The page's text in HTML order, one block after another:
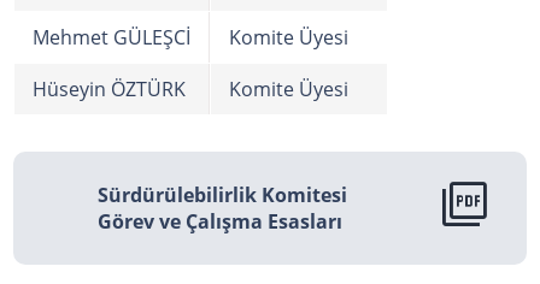
Mehmet GÜLEŞCİ
Komite Üyesi
Hüseyin ÖZTÜRK
Komite Üyesi
Sürdürülebilirlik Komitesi
Görev ve Çalışma Esasları
picture_as_pdf